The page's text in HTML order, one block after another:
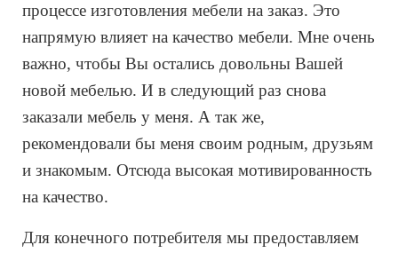
процессе изготовления мебели на заказ. Это
напрямую влияет на качество мебели. Мне очень
важно, чтобы Вы остались довольны Вашей
новой мебелью. И в следующий раз снова
заказали мебель у меня. А так же,
рекомендовали бы меня своим родным, друзьям
и знакомым. Отсюда высокая мотивированность
на качество.
Для конечного потребителя мы предоставляем